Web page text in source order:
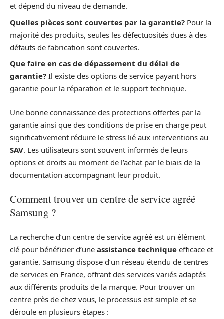
et dépend du niveau de demande.
Quelles pièces sont couvertes par la garantie? Pour la
majorité des produits, seules les défectuosités dues à des
défauts de fabrication sont couvertes.
Que faire en cas de dépassement du délai de
garantie? Il existe des options de service payant hors
garantie pour la réparation et le support technique.
Une bonne connaissance des protections offertes par la
garantie ainsi que des conditions de prise en charge peut
significativement réduire le stress lié aux interventions au
SAV. Les utilisateurs sont souvent informés de leurs
options et droits au moment de l’achat par le biais de la
documentation accompagnant leur produit.
Comment trouver un centre de service agréé
Samsung ?
La recherche d’un centre de service agréé est un élément
clé pour bénéficier d’une assistance technique efficace et
garantie. Samsung dispose d’un réseau étendu de centres
de services en France, offrant des services variés adaptés
aux différents produits de la marque. Pour trouver un
centre près de chez vous, le processus est simple et se
déroule en plusieurs étapes :